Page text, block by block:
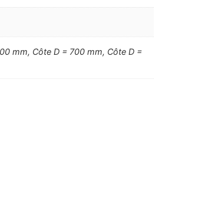
mm, Côte D = 700 mm, Côte D =